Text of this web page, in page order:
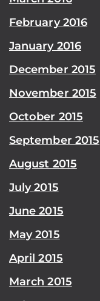
February 2016
January 2016
December 2015
November 2015
October 2015
September 2015
August 2015
July 2015
June 2015
May 2015
April 2015
March 2015